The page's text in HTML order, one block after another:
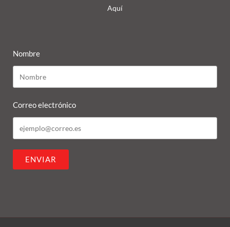
Aquí
Nombre
Correo electrónico
ENVIAR